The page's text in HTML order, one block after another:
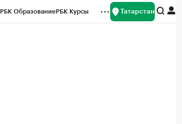
РБК ОбразованиеРБК Курсы Татарстан